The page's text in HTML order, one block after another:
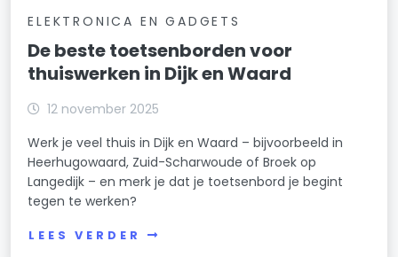
ELEKTRONICA EN GADGETS
De beste toetsenborden voor
thuiswerken in Dijk en Waard
12 november 2025
Werk je veel thuis in Dijk en Waard – bijvoorbeeld in
Heerhugowaard, Zuid-Scharwoude of Broek op
Langedijk – en merk je dat je toetsenbord je begint
tegen te werken?
LEES VERDER